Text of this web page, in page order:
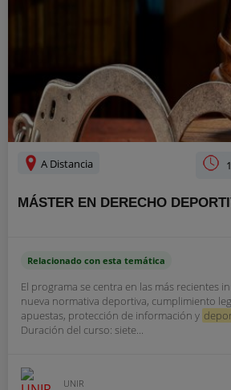
A Distancia
MÁSTER EN DERECHO
Relacionado con esta temática
El programa se centra en las más recientes
nueva normativa deportiva, cumplimiento
apuestas, protección de información y
Duración del curso: siete...
UNIR